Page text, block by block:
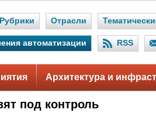
Рубрики Отрасли
автоматизации RSS
Архитектура и
под контроль